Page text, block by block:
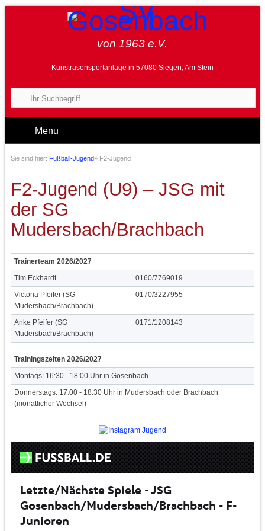
von 1963 e.V.
Kunstrasensportanlage in 57080 Siegen, Am Stein
Menu
Sie sind hier: Fußball-Jugend» F2-Jugend
F2-Jugend (U9) – JSG mit
der SG
Mudersbach/Brachbach
Trainerteam 2026/2027
Tim Eckhardt
9109677/0610
Victoria Pfeifer (SG
Mudersbach/Brachbach)
5597223/0710
Anke Pfeifer (SG
Mudersbach/Brachbach)
3418021/1710
Trainingszeiten 2026/2027
Montags: 16:30 - 18:00 Uhr in Gosenbach
Donnerstags: 17:00 - 18:30 Uhr in Mudersbach oder Brachbach
(monatlicher Wechsel)